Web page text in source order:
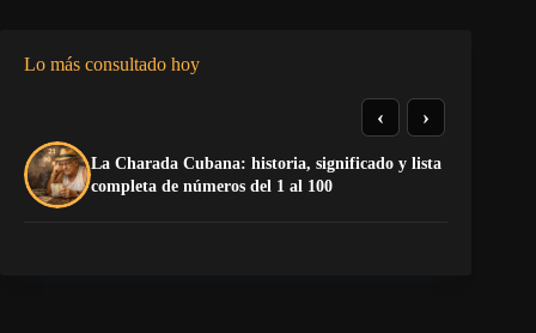
Lo más consultado hoy
La Charada Cubana: historia, significado y lista
completa de números del 1 al 100
‹ ›